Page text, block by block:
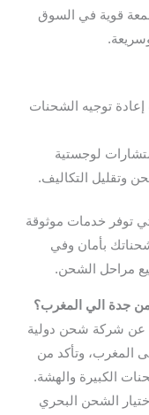
قوية في السوق
توجيه الشحنات
لوجستية
وتقليل التكاليف.
توفر خدمات موثوقة
بأمان وفي
مراحل الشحن.
جدة الي المغرب؟
عن شركة شحن دولية
المغرب، وتأكد من
الكبيرة والهشة.
الشحن البحري